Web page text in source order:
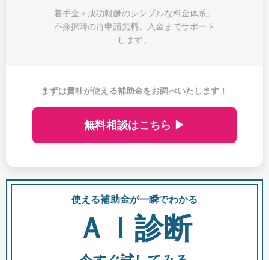
着手金＋成功報酬のシンプルな料金体系。
不採択時の再申請無料。入金までサポート
します。
まずは貴社が使える補助金をお調べいたします！
無料相談はこちら ▶
使える補助金が一瞬でわかる
ＡＩ診断